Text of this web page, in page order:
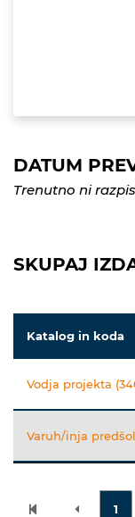
DATUM
Trenutno ni
SKUPAJ
Katalog in koda
Vodja projekta
Varuh/inja
1